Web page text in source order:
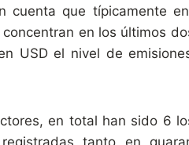
cuenta que típicamente
en los últimos
USD el nivel de
en total han sido 6